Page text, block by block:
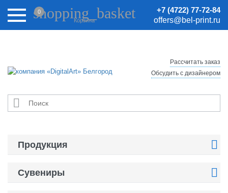
Внимание! Цены на сайте могут быть неактуальными.
Актуальные цены уточняйте у менеджеров.
+7 (4722) 77-72-84
offers@bel-print.ru
shopping_basket
Корзина
0

Рассчитать заказ
Обсудить с дизайнером
Продукция 
Сувениры 